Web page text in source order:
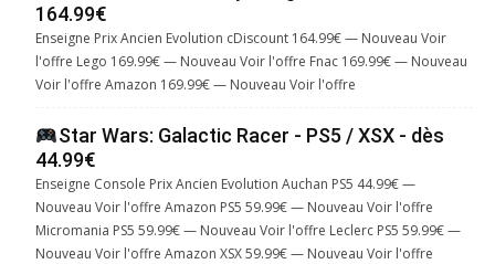
164.99€
Enseigne Prix Ancien Evolution cDiscount 164.99€ — Nouveau Voir
l'offre Lego 169.99€ — Nouveau Voir l'offre Fnac 169.99€ — Nouveau
Voir l'offre Amazon 169.99€ — Nouveau Voir l'offre
Star Wars: Galactic Racer - PS5 / XSX - dès
44.99€
Enseigne Console Prix Ancien Evolution Auchan PS5 44.99€ —
Nouveau Voir l'offre Amazon PS5 59.99€ — Nouveau Voir l'offre
Micromania PS5 59.99€ — Nouveau Voir l'offre Leclerc PS5 59.99€ —
Nouveau Voir l'offre Amazon XSX 59.99€ — Nouveau Voir l'offre